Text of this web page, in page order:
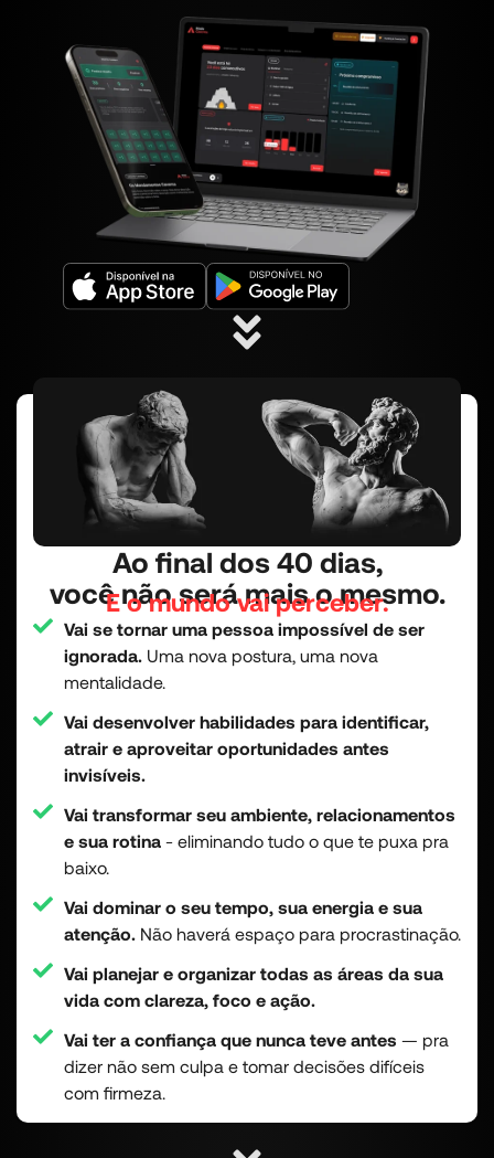
Ao final dos 40 dias,
você não será mais o mesmo.
E o mundo vai perceber.
Vai se tornar uma pessoa impossível de ser
ignorada. Uma nova postura, uma nova
mentalidade.
Vai desenvolver habilidades para identificar,
atrair e aproveitar oportunidades antes
invisíveis.
Vai transformar seu ambiente, relacionamentos
e sua rotina- eliminando tudo o que te puxa pra
baixo.
Vai dominar o seu tempo, sua energia e sua
atenção. Não haverá espaço para procrastinação.
Vai planejar e organizar todas as áreas da sua
vida com clareza, foco e ação.
Vai ter a confiança que nunca teve antes — pra
dizer não sem culpa e tomar decisões difíceis
com firmeza.